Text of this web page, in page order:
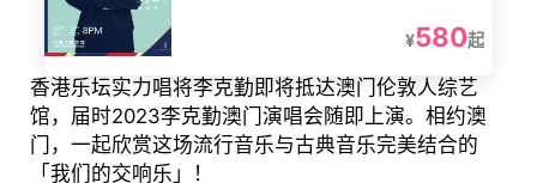
¥580起
香港乐坛实力唱将李克勤即将抵达澳门伦敦人综艺
馆，届时2023李克勤澳门演唱会随即上演。相约澳
门，一起欣赏这场流行音乐与古典音乐完美结合的
「我们的交响乐」！